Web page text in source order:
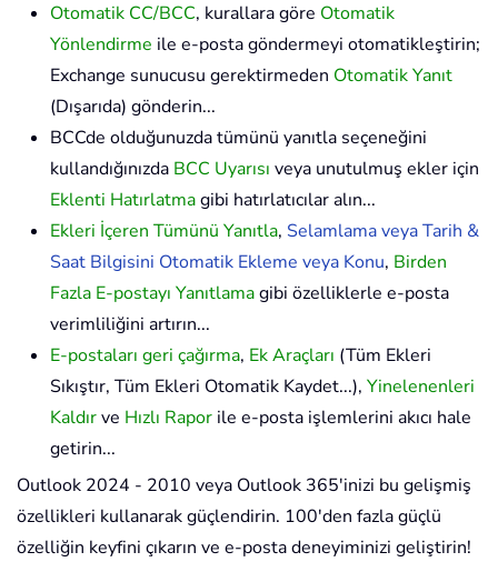
Otomatik CC/BCC, kurallara göre Otomatik
Yönlendirme ile e-posta göndermeyi otomatikleştirin;
Exchange sunucusu gerektirmeden Otomatik Yanıt
(Dışarıda) gönderin...
BCCde olduğunuzda tümünü yanıtla seçeneğini
kullandığınızda BCC Uyarısı veya unutulmuş ekler için
Eklenti Hatırlatmagibi hatırlatıcılar alın...
Ekleri İçeren Tümünü Yanıtla, Selamlama veya Tarih &
Saat Bilgisini Otomatik Ekleme veya Konu, Birden
Fazla E-postayı Yanıtlamagibi özelliklerle e-posta
verimliliğini artırın...
E-postaları geri çağırma, Ek Araçları (Tüm Ekleri
Sıkıştır, Tüm Ekleri Otomatik Kaydet...), Yinelenenleri
Kaldırve Hızlı Rapor ile e-posta işlemlerini akıcı hale
getirin...
Outlook 2024 - 2010 veya Outlook 365'inizi bu gelişmiş
özellikleri kullanarak güçlendirin. 100'den fazla güçlü
özelliğin keyfini çıkarın ve e-posta deneyiminizi geliştirin!